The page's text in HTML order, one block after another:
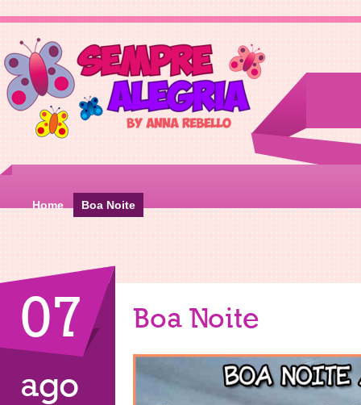
Home Boa Noite
07
ago
Boa Noite